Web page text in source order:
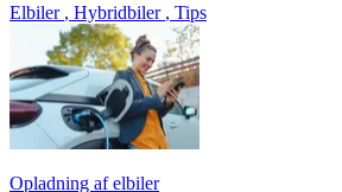
Elbiler , Hybridbiler , Tips
Opladning af elbiler